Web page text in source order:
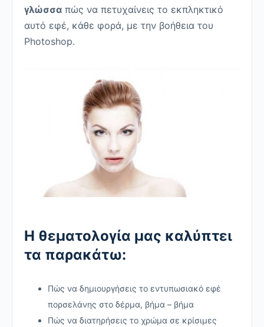
γλώσσα πώς να πετυχαίνεις το εκπληκτικό
αυτό εφέ, κάθε φορά, με την βοήθεια του
Photoshop.
Η θεματολογία μας καλύπτει
τα παρακάτω:
Πώς να δημιουργήσεις το εντυπωσιακό εφέ
πορσελάνης στο δέρμα, βήμα – βήμα
Πώς να διατηρήσεις το χρώμα σε κρίσιμες